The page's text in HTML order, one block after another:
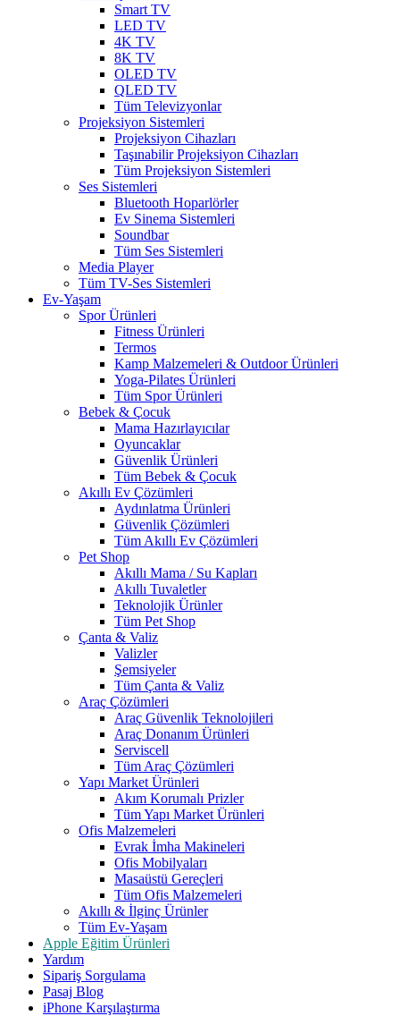
Smart TV
LED TV
4K TV
8K TV
OLED TV
QLED TV
Tüm Televizyonlar
Projeksiyon Sistemleri
Projeksiyon Cihazları
Taşınabilir Projeksiyon Cihazları
Tüm Projeksiyon Sistemleri
Ses Sistemleri
Bluetooth Hoparlörler
Ev Sinema Sistemleri
Soundbar
Tüm Ses Sistemleri
Media Player
Tüm TV-Ses Sistemleri
Ev-Yaşam
Spor Ürünleri
Fitness Ürünleri
Termos
Kamp Malzemeleri & Outdoor Ürünleri
Yoga-Pilates Ürünleri
Tüm Spor Ürünleri
Bebek & Çocuk
Mama Hazırlayıcılar
Oyuncaklar
Güvenlik Ürünleri
Tüm Bebek & Çocuk
Akıllı Ev Çözümleri
Aydınlatma Ürünleri
Güvenlik Çözümleri
Tüm Akıllı Ev Çözümleri
Pet Shop
Akıllı Mama / Su Kapları
Akıllı Tuvaletler
Teknolojik Ürünler
Tüm Pet Shop
Çanta & Valiz
Valizler
Şemsiyeler
Tüm Çanta & Valiz
Araç Çözümleri
Araç Güvenlik Teknolojileri
Araç Donanım Ürünleri
Serviscell
Tüm Araç Çözümleri
Yapı Market Ürünleri
Akım Korumalı Prizler
Tüm Yapı Market Ürünleri
Ofis Malzemeleri
Evrak İmha Makineleri
Ofis Mobilyaları
Masaüstü Gereçleri
Tüm Ofis Malzemeleri
Akıllı & İlginç Ürünler
Tüm Ev-Yaşam
Apple Eğitim Ürünleri
Yardım
Sipariş Sorgulama
Pasaj Blog
iPhone Karşılaştırma